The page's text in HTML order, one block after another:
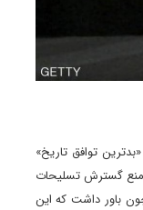
توافق تاریخ»
منع گسترش تسلیحات
باور داشت که این